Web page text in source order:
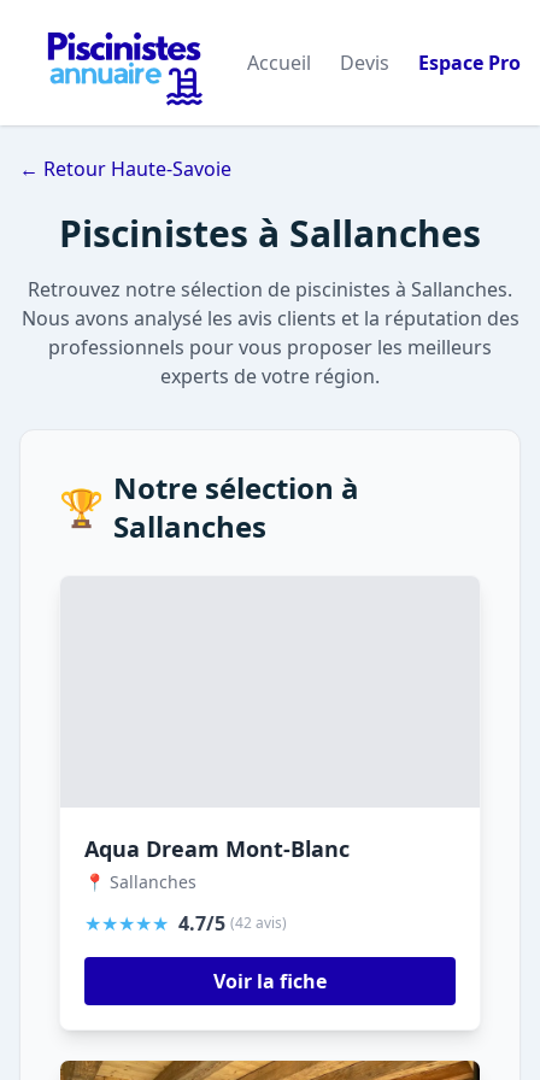
Accueil Devis Espace Pro
← Retour Haute-Savoie
Piscinistes à Sallanches
Retrouvez notre sélection de piscinistes à Sallanches.
Nous avons analysé les avis clients et la réputation des
professionnels pour vous proposer les meilleurs
experts de votre région.
🏆 Notre sélection à
Sallanches
Aqua Dream Mont-Blanc
📍 Sallanches
★★★★★ 4.7/5 (42 avis)
Voir la fiche